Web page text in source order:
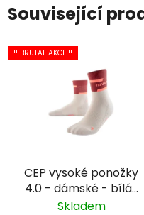
Související
!! BRUTAL AKCE !!
CEP vysoké ponožky
4.0 - dámské - bílá/
červená
Skladem